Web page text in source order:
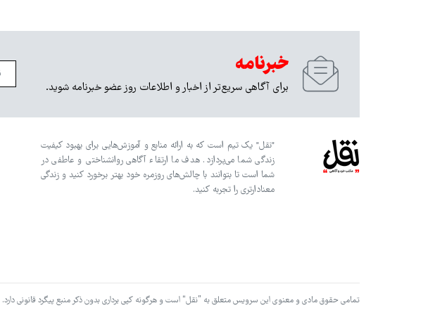
خبرنامه
برای آگاهی سریع‌تر از اخبار و اطلاعات روز عضو خبرنامه شوید.
"نقل" یک تیم است که به ارائه منابع و آموزش‌هایی برای بهبود کیفیت
زندگی شما می‌پردازد. هدف ما ارتقاء آگاهی روانشناختی و عاطفی در
شما است تا بتوانند با چالش‌های روزمره خود بهتر برخورد کنید و زندگی
معنادارتری را تجربه کنید.
تمامی حقوق مادی و معنوی این سرویس متعلق به ”نقل“ است و هرگونه کپی برداری بدون ذکر منبع پیگرد قانونی دارد.